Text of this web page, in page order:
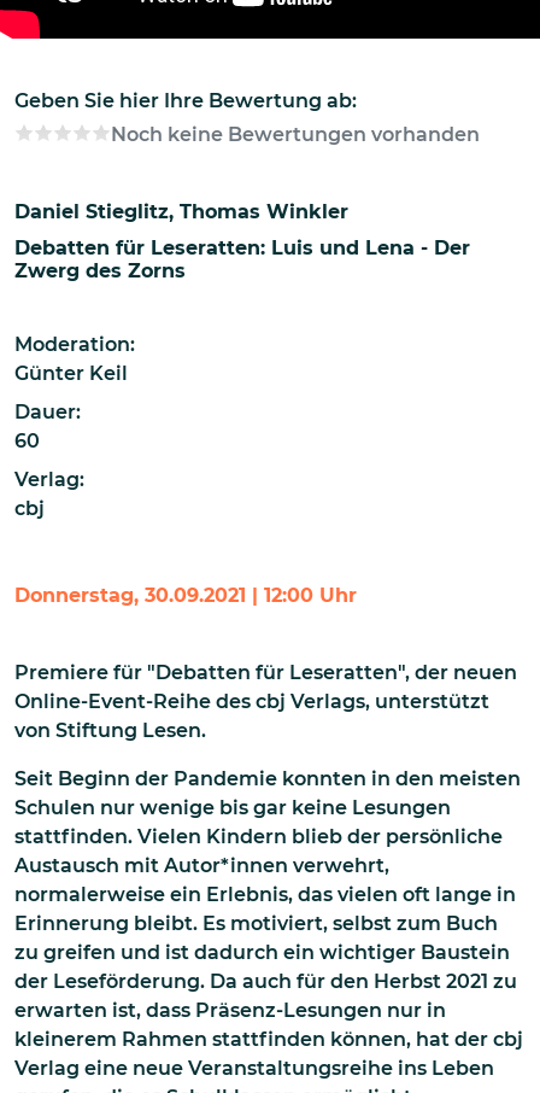
Geben Sie hier Ihre Bewertung ab:
Noch keine Bewertungen vorhanden
Daniel Stieglitz Thomas Winkler
Debatten für Leseratten: Luis und Lena - Der
Zwerg des Zorns
Moderation:
Günter Keil
Dauer:
60
Verlag:
cbj
Donnerstag, 30.09.2021 | 12:00 Uhr
Premiere für "Debatten für Leseratten", der neuen
Online-Event-Reihe des cbj Verlags, unterstützt
von Stiftung Lesen.
Seit Beginn der Pandemie konnten in den meisten
Schulen nur wenige bis gar keine Lesungen
stattfinden. Vielen Kindern blieb der persönliche
Austausch mit Autor*innen verwehrt,
normalerweise ein Erlebnis, das vielen oft lange in
Erinnerung bleibt. Es motiviert, selbst zum Buch
zu greifen und ist dadurch ein wichtiger Baustein
der Leseförderung. Da auch für den Herbst 2021 zu
erwarten ist, dass Präsenz-Lesungen nur in
kleinerem Rahmen stattfinden können, hat der cbj
Verlag eine neue Veranstaltungsreihe ins Leben